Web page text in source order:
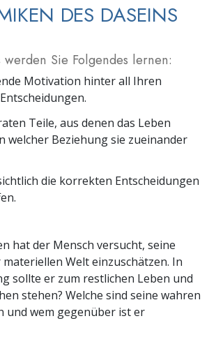
DES DASEINS
Sie Folgendes lernen:
Motivation hinter all Ihren
Teile, aus denen das Leben
welcher Beziehung sie zueinander
die korrekten Entscheidungen
hat der Mensch versucht, seine
Welt einzuschätzen. In
sollte er zum restlichen Leben und
stehen? Welche sind seine wahren
und wem gegenüber ist er